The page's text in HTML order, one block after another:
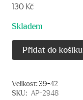
130 Kč
Skladem
Přidat do košíku
Velikost:39-42
SKU: AP-2948